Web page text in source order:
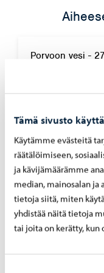
Tämä sivusto
Käytämme evästeitä
räätälöimiseen,
ja kävijämäärämme
median, mainosalan
tietoja siitä, miten
yhdistää näitä tietoja
tai joita on kerätty,
Porvoon vesi -
Rovastintien
Porvoon vesi -
Porvoon vesi